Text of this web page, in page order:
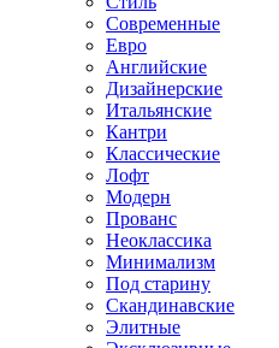
Современные
Евро
Английские
Дизайнерские
Итальянские
Кантри
Классические
Лофт
Модерн
Прованс
Неоклассика
Минимализм
Под старину
Скандинавские
Элитные